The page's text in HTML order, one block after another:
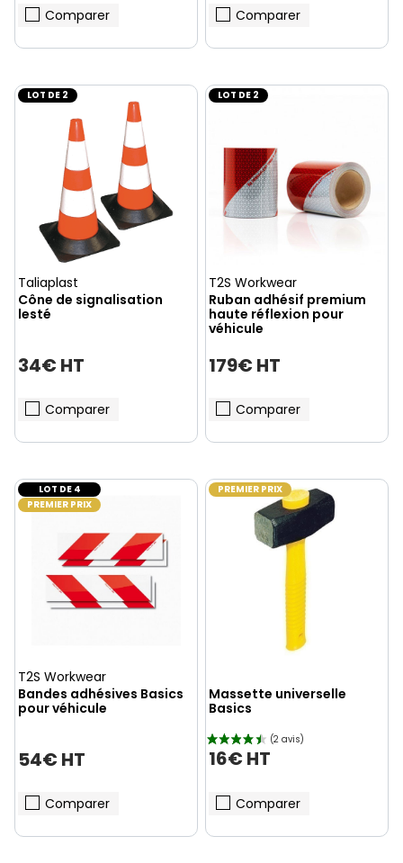
(1 avis)
Comparer Comparer
LOT DE 2
Taliaplast
Cône de signalisation
lesté
34€ HT
Comparer
LOT DE 2
T2S Workwear
Ruban adhésif premium
haute réflexion pour
véhicule
179€ HT
Comparer
LOT DE 4
PREMIER PRIX
T2S Workwear
Bandes adhésives Basics
pour véhicule
54€ HT
Comparer
PREMIER PRIX
Massette universelle
Basics
16€ HT
Comparer